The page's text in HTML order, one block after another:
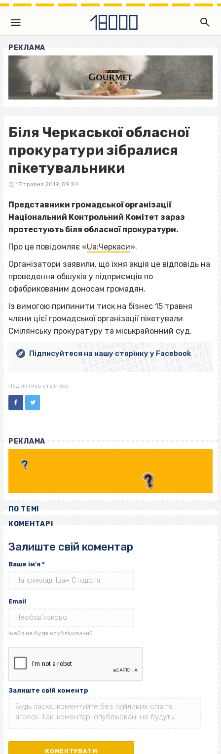
РЕКЛАМА
Біля Черкаської обласної
прокуратури зібралися
пікетувальники
17 травня 2019, 09:24
Представники громадської організації
Національний Контрольний Комітет зараз
протестують біля обласної прокуратури.
Про це повідомляє «Ua:Черкаси».
Організатори заявили, що їхня акція це відповідь на
проведення обшуків у підприємців по
сфабрикованим доносам громадян.
Із вимогою припинити тиск на бізнес 15 травня
члени цієї громадської організації пікетували
Смілянську прокуратуру та міськрайонний суд.
ВІСІМНАДЦЯТЬ ТРИ НУЛІ
ВІСІМНАДЦЯТЬ ТРИ НУЛІ
ВІСІМНАДЦЯТЬ ТРИ НУЛІ
ВІСІМНАДЦЯТЬ ТРИ НУЛІ
ВІСІМНАДЦЯТЬ ТРИ НУЛІ
ВІСІМНАДЦЯТЬ ТРИ НУЛІ
ВІСІМНАДЦЯТЬ ТРИ НУЛІ
ВІСІМНАДЦЯТЬ ТРИ НУЛІ
Підписуйтеся на нашу сторінку у Facebook
Поділитись статтею
РЕКЛАМА
ПО ТЕМІ
КОМЕНТАРІ
Залиште свій коментар
Ваше ім'я *
Email
Залиште свій коментр